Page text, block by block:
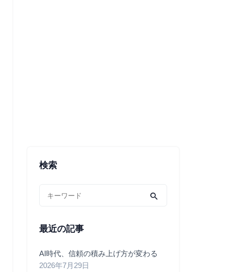
検索
最近の記事
AI時代、信頼の積み上げ方が変わる
2026年7月29日